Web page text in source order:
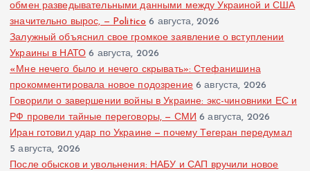
обмен разведывательными данными между Украиной и США
значительно вырос, — Politico 6 августа, 2026
Залужный объяснил свое громкое заявление о вступлении
Украины в НАТО 6 августа, 2026
«Мне нечего было и нечего скрывать»: Стефанишина
прокомментировала новое подозрение 6 августа, 2026
Говорили о завершении войны в Украине: экс-чиновники ЕС и
РФ провели тайные переговоры, — СМИ 6 августа, 2026
Иран готовил удар по Украине — почему Тегеран передумал
5 августа, 2026
После обысков и увольнения: НАБУ и САП вручили новое